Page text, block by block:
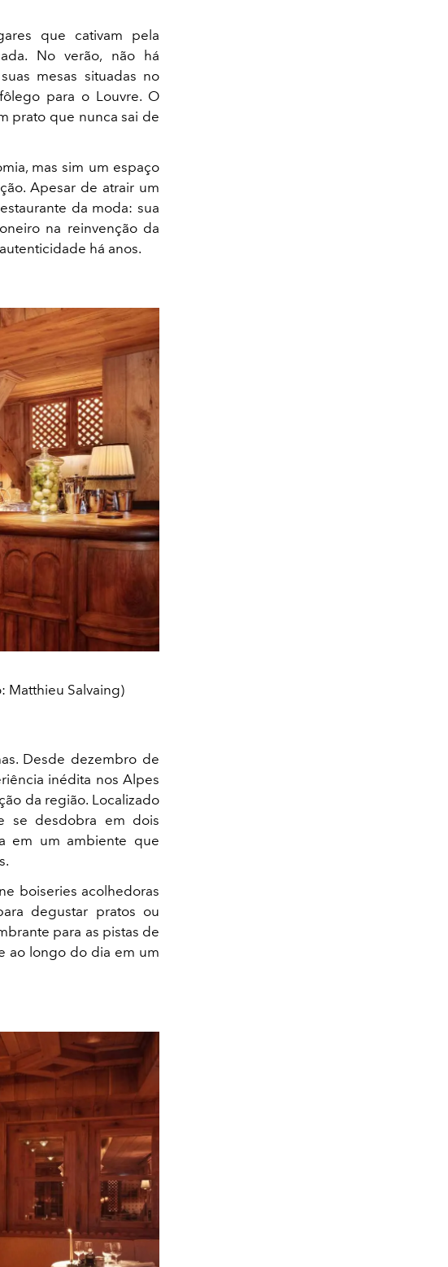
que cativam pela
No verão, não há
mesas situadas no
para o Louvre. O
prato que nunca sai de
mas sim um espaço
Apesar de atrair um
da moda: sua
na reinvenção da
há anos.
Matthieu Salvaing)
Desde dezembro de
inédita nos Alpes
da região. Localizado
se desdobra em dois
em um ambiente que
boiseries acolhedoras
degustar pratos ou
para as pistas de
ao longo do dia em um